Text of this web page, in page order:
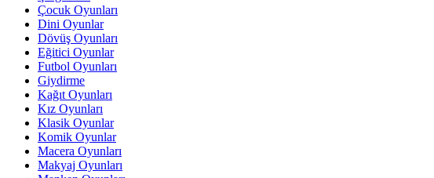
Çocuk Oyunları
Dini Oyunlar
Dövüş Oyunları
Eğitici Oyunlar
Futbol Oyunları
Giydirme
Kağıt Oyunları
Kız Oyunları
Klasik Oyunlar
Komik Oyunlar
Macera Oyunları
Makyaj Oyunları